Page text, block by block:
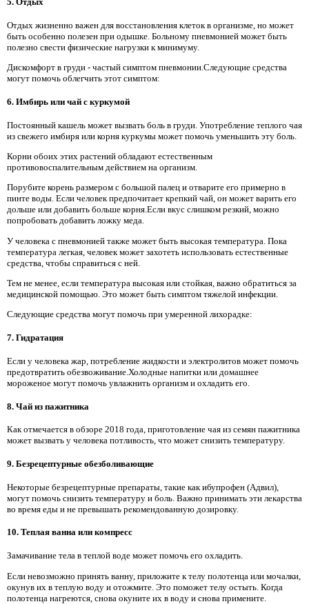
Отдых жизненно важен для восстановления клеток в организме, но может
быть особенно полезен при одышке. Больному пневмонией может быть
полезно свести физические нагрузки к минимуму.
Дискомфорт в груди - частый симптом пневмонии.Следующие средства
могут помочь облегчить этот симптом:
6. Имбирь или чай с куркумой
Постоянный кашель может вызвать боль в груди. Употребление теплого чая
из свежего имбиря или корня куркумы может помочь уменьшить эту боль.
Корни обоих этих растений обладают естественным
противовоспалительным действием на организм.
Порубите корень размером с большой палец и отварите его примерно в
пинте воды. Если человек предпочитает крепкий чай, он может варить его
дольше или добавить больше корня.Если вкус слишком резкий, можно
попробовать добавить ложку меда.
У человека с пневмонией также может быть высокая температура. Пока
температура легкая, человек может захотеть использовать естественные
средства, чтобы справиться с ней.
Тем не менее, если температура высокая или стойкая, важно обратиться за
медицинской помощью. Это может быть симптом тяжелой инфекции.
Следующие средства могут помочь при умеренной лихорадке:
7. Гидратация
Если у человека жар, потребление жидкости и электролитов может помочь
предотвратить обезвоживание.Холодные напитки или домашнее
мороженое могут помочь увлажнить организм и охладить его.
8. Чай из пажитника
Как отмечается в обзоре 2018 года, приготовление чая из семян пажитника
может вызвать у человека потливость, что может снизить температуру.
9. Безрецептурные обезболивающие
Некоторые безрецептурные препараты, такие как ибупрофен (Адвил),
могут помочь снизить температуру и боль. Важно принимать эти лекарства
во время еды и не превышать рекомендованную дозировку.
10. Теплая ванна или компресс
Замачивание тела в теплой воде может помочь его охладить.
Если невозможно принять ванну, приложите к телу полотенца или мочалки,
окунув их в теплую воду и отожмите. Это поможет телу остыть. Когда
полотенца нагреются, снова окуните их в воду и снова примените.